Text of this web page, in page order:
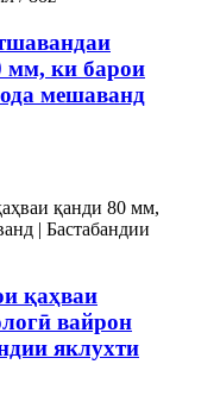
мм, ки барои
мешаванд
қаҳваи
вайрон
яклухти